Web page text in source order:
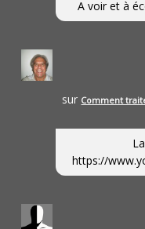
A voir et à
sur Comment
https://